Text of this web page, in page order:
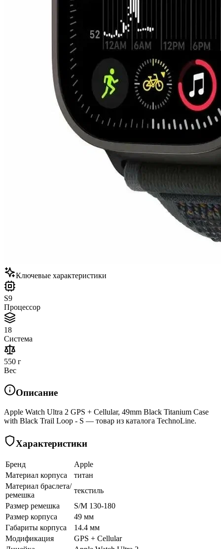
Ключевые характеристики
S9
Процессор
18
Система
550 г
Вес
Описание
Apple Watch Ultra 2 GPS + Cellular, 49mm Black Titanium Case
with Black Trail Loop - S — товар из каталога TechnoLine.
Характеристики
Бренд
Apple
Материал корпуса
титан
Материал браслета/
ремешка
текстиль
Размер ремешка
S/M 130-180
Размер корпуса
49 мм
Габариты корпуса
14.4 мм
Модификация
GPS + Cellular